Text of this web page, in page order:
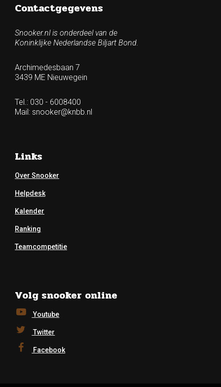
Contactgegevens
Snooker.nl is onderdeel van de
Koninklijke Nederlandse Biljart Bond.
Archimedesbaan 7
3439 ME Nieuwegein
Tel.: 030 - 6008400
Mail: snooker@knbb.nl
Links
Over Snooker
Helpdesk
Kalender
Ranking
Teamcompetitie
Volg snooker online
Youtube
Twitter
Facebook